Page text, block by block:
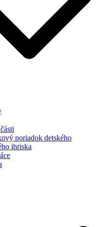
poriadok detského
ihriska